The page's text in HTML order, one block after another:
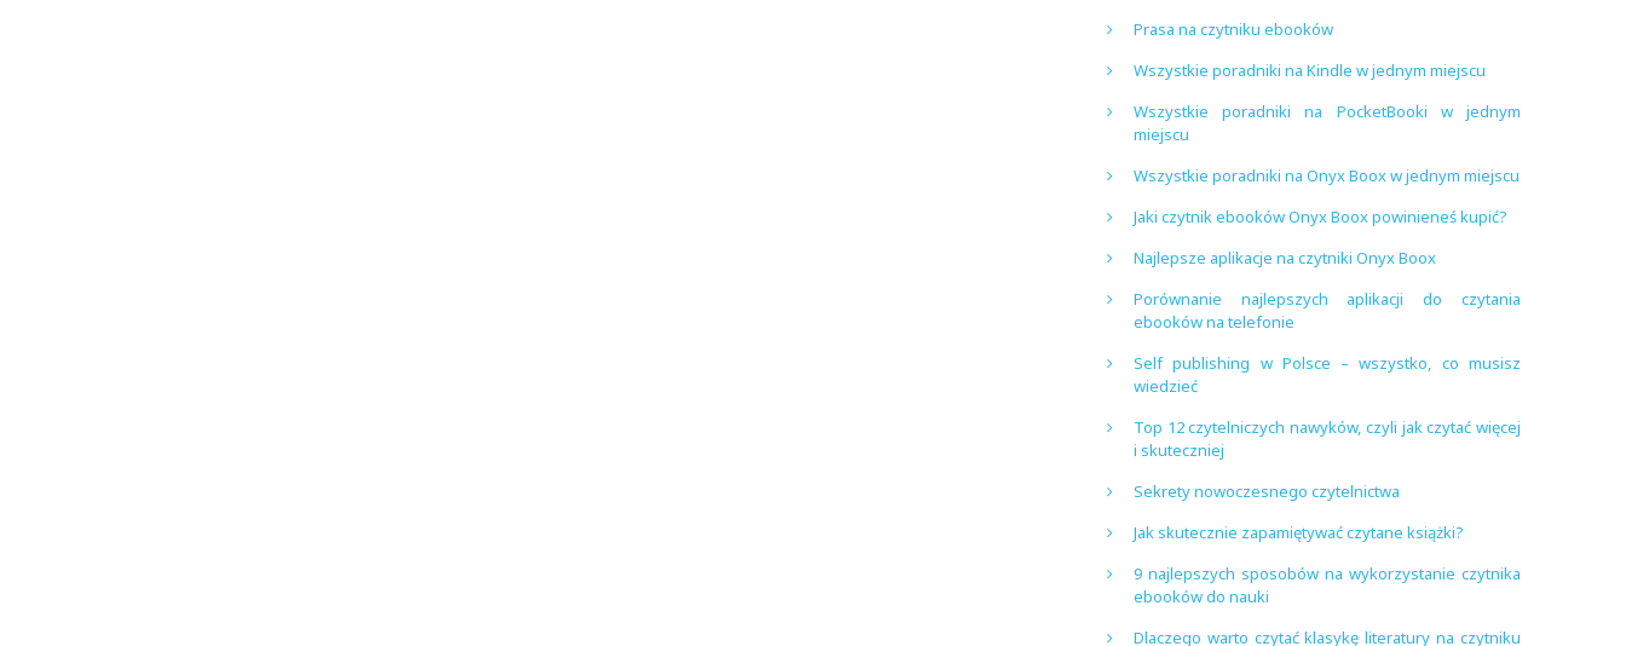
Prasa na czytniku ebooków
Wszystkie poradniki na Kindle w jednym miejscu
Wszystkie poradniki na PocketBooki w jednym
miejscu
Wszystkie poradniki na Onyx Boox w jednym miejscu
Jaki czytnik ebooków Onyx Boox powinieneś kupić?
Najlepsze aplikacje na czytniki Onyx Boox
Porównanie najlepszych aplikacji do czytania
ebooków na telefonie
Self publishing w Polsce – wszystko, co musisz
wiedzieć
Top 12 czytelniczych nawyków, czyli jak czytać więcej
i skuteczniej
Sekrety nowoczesnego czytelnictwa
Jak skutecznie zapamiętywać czytane książki?
9 najlepszych sposobów na wykorzystanie czytnika
ebooków do nauki
Dlaczego warto czytać klasykę literatury na czytniku